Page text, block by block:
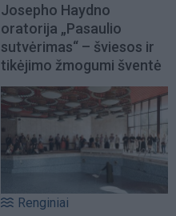
Josepho Haydno
oratorija „Pasaulio
sutvėrimas“ – šviesos ir
tikėjimo žmogumi šventė
Renginiai